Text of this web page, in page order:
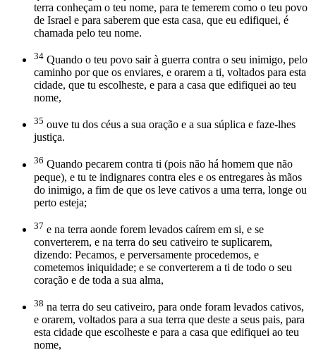
terra conheçam o teu nome, para te temerem como o teu povo
de Israel e para saberem que esta casa, que eu edifiquei, é
chamada pelo teu nome.
34 Quando o teu povo sair à guerra contra o seu inimigo, pelo
caminho por que os enviares, e orarem a ti, voltados para esta
cidade, que tu escolheste, e para a casa que edifiquei ao teu
nome,
35 ouve tu dos céus a sua oração e a sua súplica e faze-lhes
justiça.
36 Quando pecarem contra ti (pois não há homem que não
peque), e tu te indignares contra eles e os entregares às mãos
do inimigo, a fim de que os leve cativos a uma terra, longe ou
perto esteja;
37 e na terra aonde forem levados caírem em si, e se
converterem, e na terra do seu cativeiro te suplicarem,
dizendo: Pecamos, e perversamente procedemos, e
cometemos iniquidade; e se converterem a ti de todo o seu
coração e de toda a sua alma,
38 na terra do seu cativeiro, para onde foram levados cativos,
e orarem, voltados para a sua terra que deste a seus pais, para
esta cidade que escolheste e para a casa que edifiquei ao teu
nome,